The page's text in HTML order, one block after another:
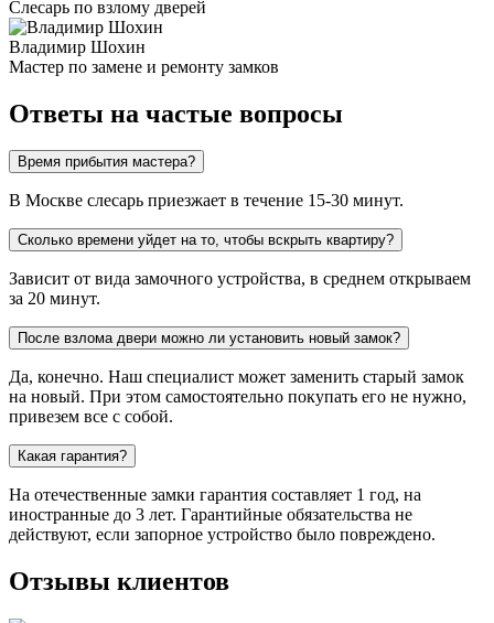
Слесарь по взлому дверей
Владимир Шохин
Мастер по замене и ремонту замков
Ответы на частые вопросы
Время прибытия мастера?
В Москве слесарь приезжает в течение 15-30 минут.
Сколько времени уйдет на то, чтобы вскрыть квартиру?
Зависит от вида замочного устройства, в среднем открываем
за 20 минут.
После взлома двери можно ли установить новый замок?
Да, конечно. Наш специалист может заменить старый замок
на новый. При этом самостоятельно покупать его не нужно,
привезем все с собой.
Какая гарантия?
На отечественные замки гарантия составляет 1 год, на
иностранные до 3 лет. Гарантийные обязательства не
действуют, если запорное устройство было повреждено.
Отзывы клиентов